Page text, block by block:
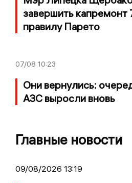
завершить
правилу Парето
07/08 10:23
Они вернулись:
АЗС выросли вновь
Главные новости
09/08/2026 13:19